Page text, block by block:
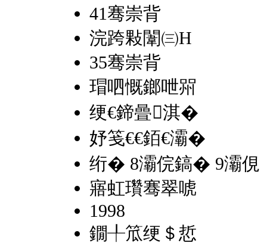
41骞崇背
浣跨敤闈㈢Н
35骞崇背
瑁呬慨鎯呭喌
绠€鍗曡淇�
妤笺€€銆€灞�
绗� 8灞俒鎬� 9灞俔
寤虹瓚骞翠唬
1998
鐗╀笟绠＄悊